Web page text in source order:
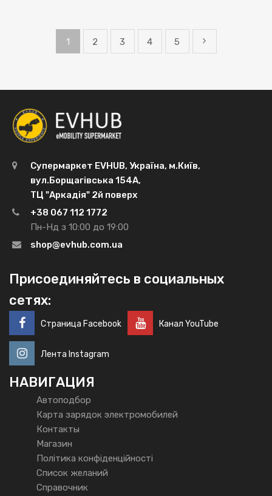
1 2 3 4 5
Супермаркет EVHUB, Україна, м.Київ,
вул.Борщагівська 154А,
ТЦ "Аркадія" 2й поверх
+38 067 112 1772
Пн-Нд з 10:00 до 19:00
shop@evhub.com.ua
Присоединяйтесь в социальных
сетях:
Страница Facebook Канал YouTube
Лента Instagram
НАВИГАЦИЯ
Автоподбор
Карта зарядок электромобилей
Контакты
Магазин
Політика конфіденційності
Список желаний
Справочник